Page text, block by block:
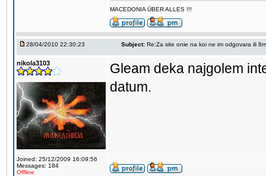
MACEDONIA ÜBER ALLES !!!
28/04/2010 22:30:23 Subject: Re:Za site onie na koi ne im odgovara ili
nikola3103
Joined: 25/12/2009 16:09:56
Messages: 184
Offline
Gleam deka najgolem
datum.